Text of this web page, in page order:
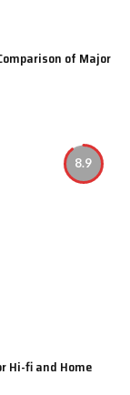
of Major
8.9
Hi-fi and Home